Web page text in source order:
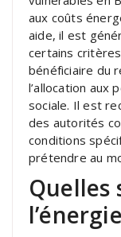
aux coûts
aide, il est
certains
bénéficiaire du
l’allocation aux
sociale. Il est
des autorités
conditions
prétendre au
Quelles